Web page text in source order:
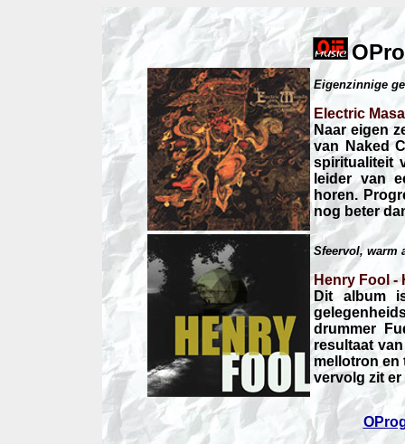
Eigenzinnige
Electric
Naar eigen
van Naked
spiritualiteit
leider van
horen.
nog beter
Sfeervol, warm
Henry Fool -
Dit album
drummer
resultaat
mellotron en
vervolg zit